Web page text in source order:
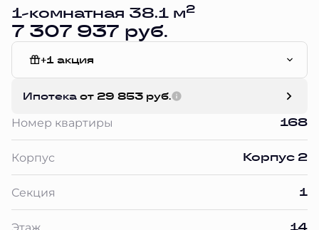
1-комнатная 38.1 м2
7 307 937 руб.
+1 акция
Ипотека от 29 853 руб.
Номер квартиры 168
Корпус Корпус 2
Секция 1
Этаж